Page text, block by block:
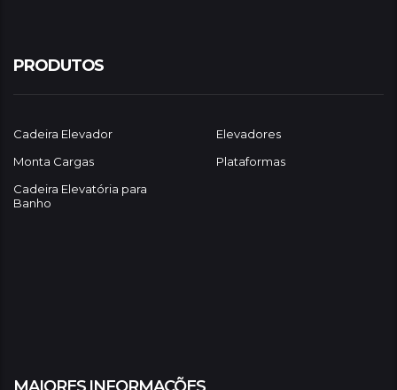
PRODUTOS
Cadeira Elevador
Elevadores
Monta Cargas
Plataformas
Cadeira Elevatória para
Banho